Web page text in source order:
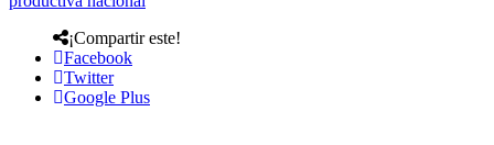
¡Compartir este!
Facebook
Twitter
Google Plus